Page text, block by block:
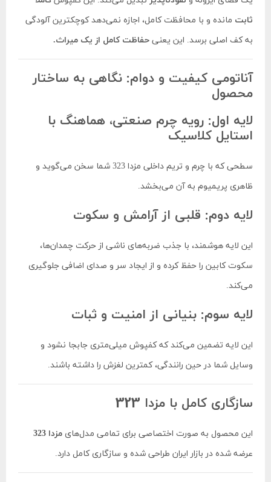
ثابت مانده و با محافظت کامل، اجازه نمی‌دهد کوچکترین آلودگی
به کف اصلی برسد. این یعنی حفاظت کامل از یک میراث.
آناتومی کیفیت و دوام: نگاهی به ساختار
محصول
لایه اول: رویه چرم صنعتی، هماهنگ با
استایل کلاسیک
سطحی که با چرم و تریم داخلی مزدا 323 شما سخن می‌گوید و
ظاهری پریمیوم به آن می‌بخشد.
لایه دوم: قلبی از آرامش و سکوت
این لایه هوشمند، با جذب ضربه‌های ناشی از حرکت چمدان‌ها،
سکوت کابین را حفظ کرده و از ایجاد سر و صدای اضافی جلوگیری
می‌کند.
لایه سوم: بنیانی از امنیت و ثبات
این لایه تضمین می‌کند که کفپوش میلی‌متری جابجا نشود و
وسایل شما در حین رانندگی، کمترین لغزش را داشته باشند.
سازگاری کامل با مزدا 323
این محصول به صورت اختصاصی برای تمامی مدل‌های مزدا 323
عرضه شده در بازار ایران طراحی شده و سازگاری کامل دارد.